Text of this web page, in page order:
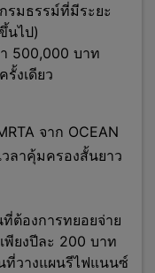
รมธรรม์ที่มีระยะ
นไป)
500,000 บาท
งเดียว
จาก OCEAN
วลาคุ้มครองสั้นยาว
ต้องการทยอยจ่าย
พียงปีละ 200 บาท
ที่วางแผนรีไฟแนนซ์